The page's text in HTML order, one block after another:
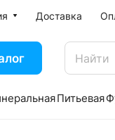
Доставка
Питьевая